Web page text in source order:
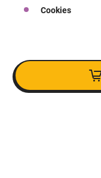
Cookies